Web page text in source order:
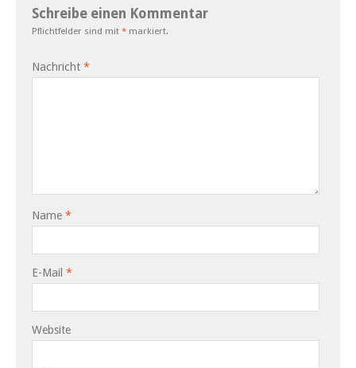
Schreibe einen Kommentar
Pflichtfelder sind mit * markiert.
Nachricht *
Name *
E-Mail *
Website